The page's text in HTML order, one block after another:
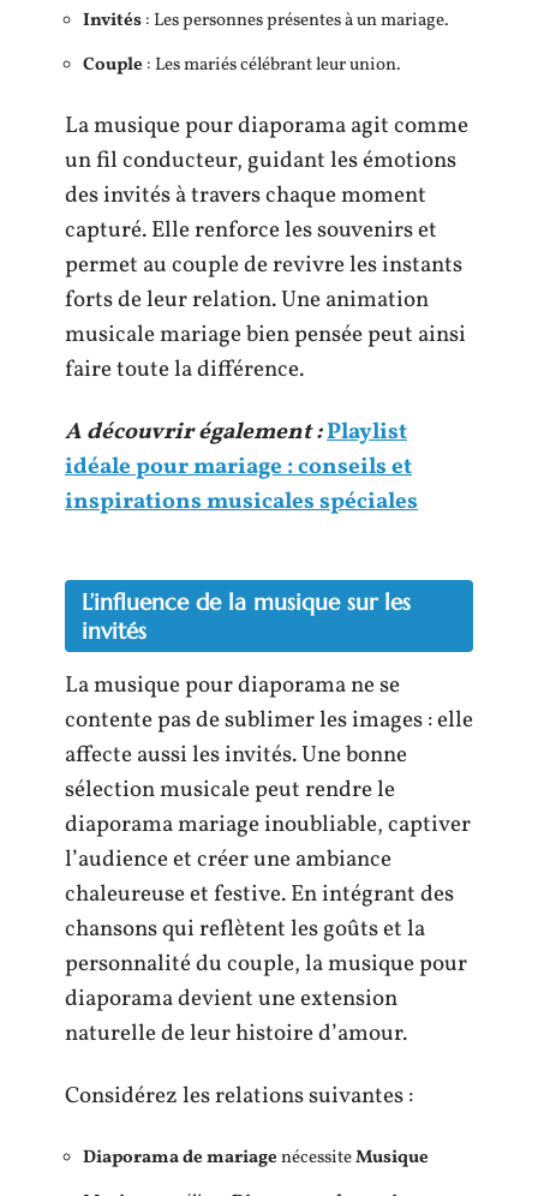
Invités: Les personnes présentes à un mariage.
Couple : Les mariés célébrant leur union.
La musique pour diaporama agit comme
un fil conducteur, guidant les émotions
des invités à travers chaque moment
capturé. Elle renforce les souvenirs et
permet au couple de revivre les instants
forts de leur relation. Une animation
musicale mariage bien pensée peut ainsi
faire toute la différence.
A découvrir également :Playlist
idéale pour mariage : conseils et
inspirations musicales spéciales
L’influence de la musique sur les
invités
La musique pour diaporama ne se
contente pas de sublimer les images : elle
affecte aussi les invités. Une bonne
sélection musicale peut rendre le
diaporama mariage inoubliable, captiver
l’audience et créer une ambiance
chaleureuse et festive. En intégrant des
chansons qui reflètent les goûts et la
personnalité du couple, la musique pour
diaporama devient une extension
naturelle de leur histoire d’amour.
Considérez les relations suivantes :
Diaporama de mariagenécessiteMusique